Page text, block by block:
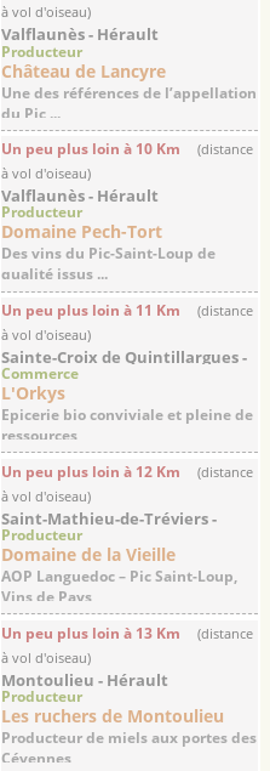
à vol d'oiseau)
Valflaunès - Hérault
Producteur
Château de Lancyre
Une des références de l’appellation
du Pic ...
Un peu plus loin à 10 Km
(distance
à vol d'oiseau)
Valflaunès - Hérault
Producteur
Domaine Pech-Tort
Des vins du Pic-Saint-Loup de
qualité issus ...
Un peu plus loin à 11 Km
(distance
à vol d'oiseau)
Sainte-Croix de Quintillargues -
Hérault
Commerce
L'Orkys
Epicerie bio conviviale et pleine de
ressources
Un peu plus loin à 12 Km
(distance
à vol d'oiseau)
Saint-Mathieu-de-Tréviers -
Hérault
Producteur
Domaine de la Vieille
AOP Languedoc – Pic Saint-Loup,
Vins de Pays
Un peu plus loin à 13 Km
(distance
à vol d'oiseau)
Montoulieu - Hérault
Producteur
Les ruchers de Montoulieu
Producteur de miels aux portes des
Cévennes